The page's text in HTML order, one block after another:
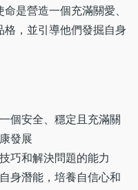
是營造一個充滿關愛、
，並引導他們發掘自身
個安全、穩定且充滿關
發展
巧和解決問題的能力
身潛能，培養自信心和